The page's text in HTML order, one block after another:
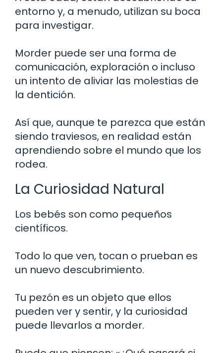
entorno y, a menudo, utilizan su boca
para investigar.
Morder puede ser una forma de
comunicación, exploración o incluso
un intento de aliviar las molestias de
la dentición.
Así que, aunque te parezca que están
siendo traviesos, en realidad están
aprendiendo sobre el mundo que los
rodea.
La Curiosidad Natural
Los bebés son como pequeños
científicos.
Todo lo que ven, tocan o prueban es
un nuevo descubrimiento.
Tu pezón es un objeto que ellos
pueden ver y sentir, y la curiosidad
puede llevarlos a morder.